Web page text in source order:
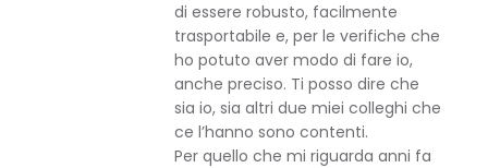
di essere robusto, facilmente
trasportabile e, per le verifiche che
ho potuto aver modo di fare io,
anche preciso. Ti posso dire che
sia io, sia altri due miei colleghi che
ce l’hanno sono contenti.
Per quello che mi riguarda anni fa